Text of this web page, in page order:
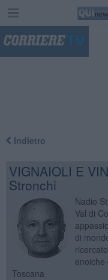
Indietro
VIGNAIOLI E
Stronchi
Nadio
Val di
di
enoiche
Toscana